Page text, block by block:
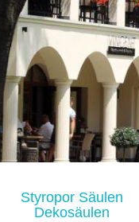
Styropor Säulen
Dekosäulen